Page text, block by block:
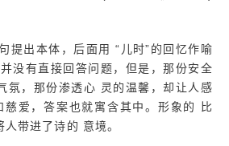
提出本体，后面用 “儿时”的回忆作喻
没有直接回答问题，但是，那份安全
氛，那份渗透心 灵的温馨，却让人感
慈爱，答案也就寓含其中。形象的 比
带进了诗的 意境。